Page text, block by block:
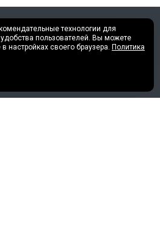
Все права защищены.
технологии для
пользователей. Вы можете
настройках своего браузера. Политика